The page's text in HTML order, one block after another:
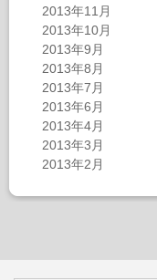
2013年11月
2013年10月
2013年9月
2013年8月
2013年7月
2013年6月
2013年4月
2013年3月
2013年2月